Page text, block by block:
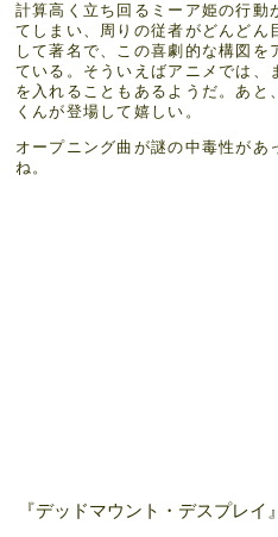
計算高く立ち回るミーア姫の行動
てしまい、周りの従者がどんどん
して著名で、この喜劇的な構図を
ている。そういえばアニメでは、
を入れることもあるようだ。あと
くんが登場して嬉しい。
オープニング曲が謎の中毒性があ
ね。
『デッドマウント・デスプレイ』